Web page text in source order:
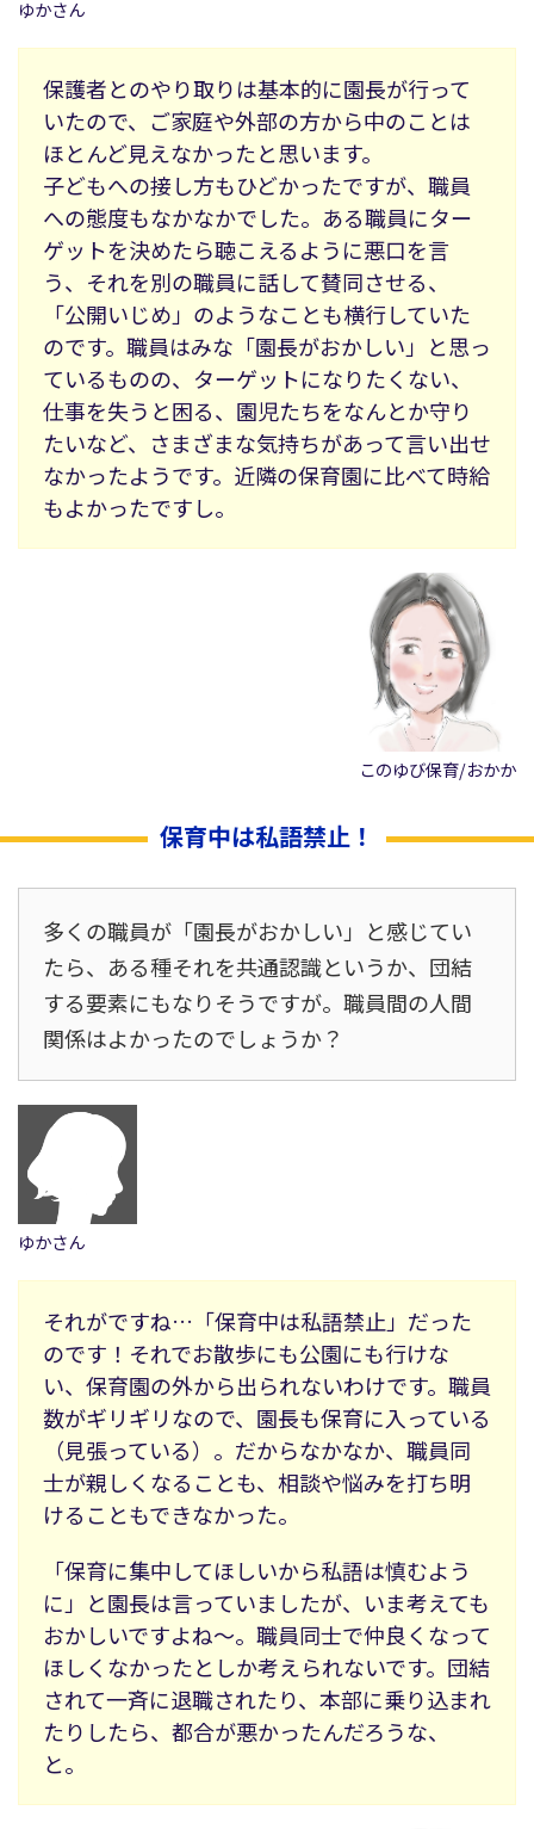
ゆかさん
保護者とのやり取りは基本的に園長が行って
いたので、ご家庭や外部の方から中のことは
ほとんど見えなかったと思います。
子どもへの接し方もひどかったですが、職員
への態度もなかなかでした。ある職員にター
ゲットを決めたら聴こえるように悪口を言
う、それを別の職員に話して賛同させる、
「公開いじめ」のようなことも横行していた
のです。職員はみな「園長がおかしい」と思っ
ているものの、ターゲットになりたくない、
仕事を失うと困る、園児たちをなんとか守り
たいなど、さまざまな気持ちがあって言い出せ
なかったようです。近隣の保育園に比べて時給
もよかったですし。
このゆび保育/おかか
保育中は私語禁止！
多くの職員が「園長がおかしい」と感じてい
たら、ある種それを共通認識というか、団結
する要素にもなりそうですが。職員間の人間
関係はよかったのでしょうか？
ゆかさん
それがですね…「保育中は私語禁止」だった
のです！それでお散歩にも公園にも行けな
い、保育園の外から出られないわけです。職員
数がギリギリなので、園長も保育に入っている
（見張っている）。だからなかなか、職員同
士が親しくなることも、相談や悩みを打ち明
けることもできなかった。
「保育に集中してほしいから私語は慎むよう
に」と園長は言っていましたが、いま考えても
おかしいですよね〜。職員同士で仲良くなって
ほしくなかったとしか考えられないです。団結
されて一斉に退職されたり、本部に乗り込まれ
たりしたら、都合が悪かったんだろうな、
と。